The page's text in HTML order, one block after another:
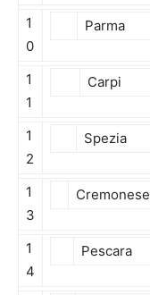
1
0
Parma
1
1
Carpi
1
2
Spezia
1
3
Cremonese
1
4
Pescara